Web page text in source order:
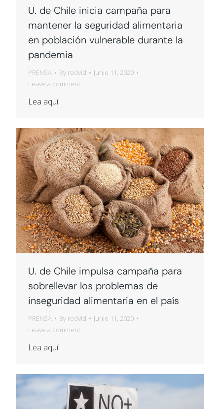
U. de Chile inicia campaña para
mantener la seguridad alimentaria
en población vulnerable durante la
pandemia
PRENSA By redvid
Junio 11, 2020
Leave a comment
Lea aquí
U. de Chile impulsa campaña para
sobrellevar los problemas de
inseguridad alimentaria en el país
PRENSA By redvid
Junio 11, 2020
Leave a comment
Lea aquí